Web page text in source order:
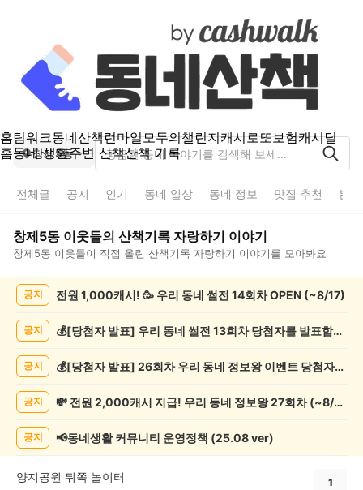
홈팀워크동네산책런마일모두의챌린지캐시로또보험캐시딜
홈동네 생활주변 산책산책 기록
창제5동
전체글 공지 인기 동네 일상 동네 정보 맛집 추천 분
창제5동 이웃들의 산책기록 자랑하기 이야기
창제5동 이웃들이 직접 올린 산책기록 자랑하기 이야기를 모아봐요
기
공지 전원 1,000캐시! 🥳 우리 동네 썰전 14회차 OPEN (~8/17)
공지 💰[당첨자 발표] 우리 동네 썰전 13회차 당첨자를 발표합니다!
공지 💰[당첨자 발표] 26회차 우리 동네 정보왕 이벤트 당첨자를 발표합니다!
공지 💸 전원 2,000캐시 지급! 우리 동네 정보왕 27회차 (~8/10)
공지 📢동네생활 커뮤니티 운영정책 (25.08 ver)
양지공원 뒤쪽 놀이터 1